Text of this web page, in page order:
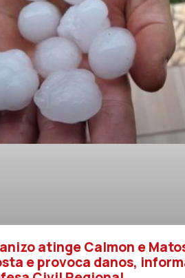
atinge Calmon e
e provoca danos,